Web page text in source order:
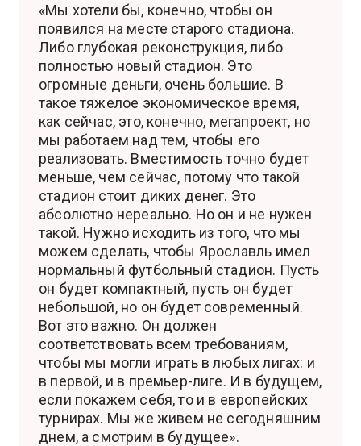
«Мы хотели бы, конечно, чтобы он
появился на месте старого стадиона.
Либо глубокая реконструкция, либо
полностью новый стадион. Это
огромные деньги, очень большие. В
такое тяжелое экономическое время,
как сейчас, это, конечно, мегапроект, но
мы работаем над тем, чтобы его
реализовать. Вместимость точно будет
меньше, чем сейчас, потому что такой
стадион стоит диких денег. Это
абсолютно нереально. Но он и не нужен
такой. Нужно исходить из того, что мы
можем сделать, чтобы Ярославль имел
нормальный футбольный стадион. Пусть
он будет компактный, пусть он будет
небольшой, но он будет современный.
Вот это важно. Он должен
соответствовать всем требованиям,
чтобы мы могли играть в любых лигах: и
в первой, и в премьер-лиге. И в будущем,
если покажем себя, то и в европейских
турнирах. Мы же живем не сегодняшним
днем, а смотрим в будущее».